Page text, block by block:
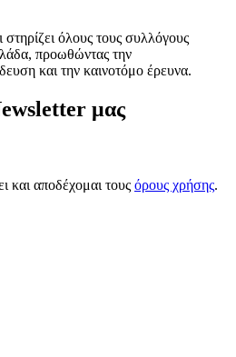
όλους τους συλλόγους
προωθώντας την
και την καινοτόμο έρευνα.
μας
και αποδέχομαι τους όρους χρήσης.